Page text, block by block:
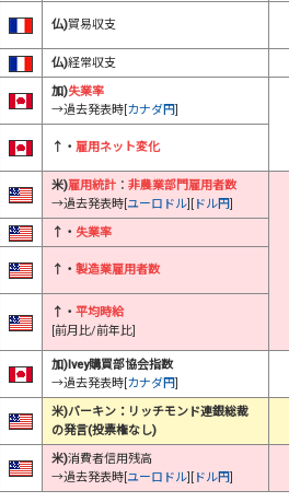
仏)貿易収支
仏)経常収支
加)失業率
→過去発表時[カナダ円]
↑・ 雇用ネット変化
米)雇用統計 ： 非農業部門雇用者数
→過去発表時[ユーロドル][ ドル円]
↑・ 失業率
↑・ 製造業雇用者数
↑・ 平均時給
[前月比/前年比]
加)Ivey購買部協会指数
→過去発表時[カナダ円]
米)バーキン：リッチモンド連銀総裁
の発言(投票権なし)
米)消費者信用残高
→過去発表時[ユーロドル][ ドル円]